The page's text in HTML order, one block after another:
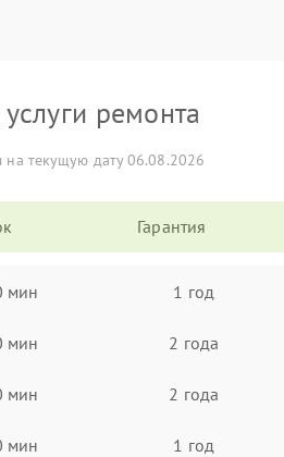
ремонта
на текущую дату 06.08.2026
Гарантия
мин 1 год
мин 2 года
мин 2 года
мин 1 год